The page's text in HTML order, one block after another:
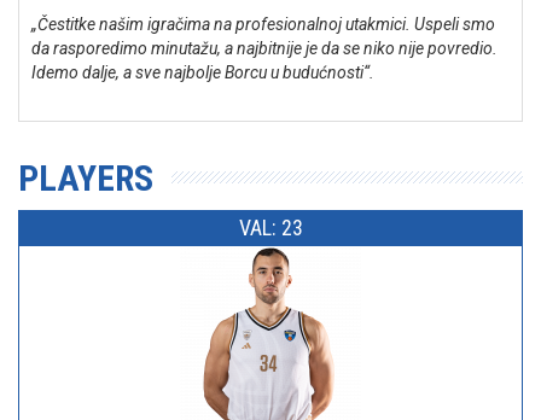
„Čestitke našim igračima na profesionalnoj utakmici. Uspeli smo
da rasporedimo minutažu, a najbitnije je da se niko nije povredio.
Idemo dalje, a sve najbolje Borcu u budućnosti“.
PLAYERS
VAL: 23